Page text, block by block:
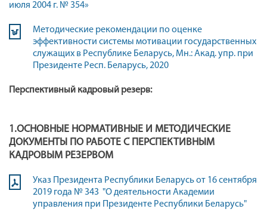
июля 2004 г. № 354»
Методические рекомендации по оценке
эффективности системы мотивации государственных
служащих в Республике Беларусь, Мн.: Акад. упр. при
Президенте Респ. Беларусь, 2020
Перспективный кадровый резерв:
1.ОСНОВНЫЕ НОРМАТИВНЫЕ И МЕТОДИЧЕСКИЕ
ДОКУМЕНТЫ ПО РАБОТЕ С ПЕРСПЕКТИВНЫМ
КАДРОВЫМ РЕЗЕРВОМ
Указ Президента Республики Беларусь от 16 сентября
2019 года № 343 "О деятельности Академии
управления при Президенте Республики Беларусь"